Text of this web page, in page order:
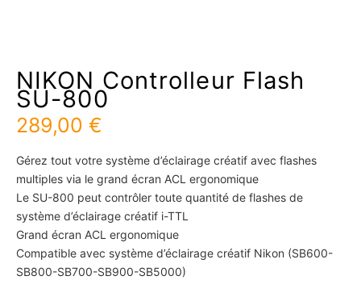
NIKON Controlleur Flash
SU-800
289,00 €
Gérez tout votre système d’éclairage créatif avec flashes
multiples via le grand écran ACL ergonomique
Le SU-800 peut contrôler toute quantité de flashes de
système d’éclairage créatif i-TTL
Grand écran ACL ergonomique
Compatible avec système d’éclairage créatif Nikon (SB600-
SB800-SB700-SB900-SB5000)